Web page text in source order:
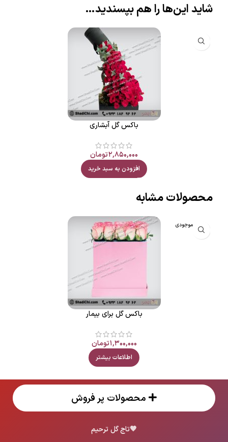
شاید این‌ها را هم بپسندید…
باکس گل آبشاری
۲,۸۵۰,۰۰۰تومان
افزودن به سبد خرید
محصولات مشابه
اتمام موجودی
باکس گل برای بیمار
۱,۳۰۰,۰۰۰تومان
اطلاعات بیشتر
محصولات پر فروش
🖤تاج گل ترحیم